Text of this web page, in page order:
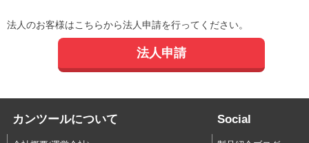
法人のお客様はこちらから法人申請を行ってください。
法人申請
カンツールについて Social